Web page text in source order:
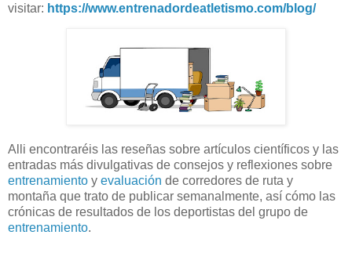
visitar: https://www.entrenadordeatletismo.com/blog/
Alli encontraréis las reseñas sobre artículos científicos y las
entradas más divulgativas de consejos y reflexiones sobre
entrenamiento y evaluación de corredores de ruta y
montaña que trato de publicar semanalmente, así cómo las
crónicas de resultados de los deportistas del grupo de
entrenamiento.